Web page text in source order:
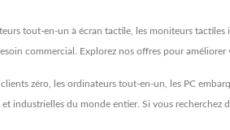
tout-en-un à écran tactile, les moniteurs
commercial. Explorez nos offres pour améliorer
zéro, les ordinateurs tout-en-un, les PC
industrielles du monde entier. Si vous recherchez